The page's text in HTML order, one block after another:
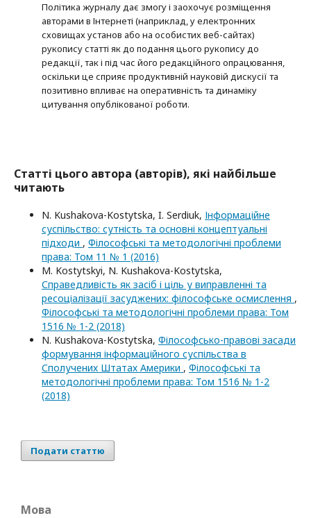
Політика журналу дає змогу і заохочує розміщення
авторами в Інтернеті (наприклад, у електронних
сховищах установ або на особистих веб-сайтах)
рукопису статті як до подання цього рукопису до
редакції, так і під час його редакційного опрацювання,
оскільки це сприяє продуктивній науковій дискусії та
позитивно впливає на оперативність та динаміку
цитування опублікованої роботи.
Статті цього автора (авторів), які найбільше
читають
N. Kushakova-Kostytska, I. Serdіuk, Інформаційне
суспільство: сутність та основні концептуальні
підходи , Філософські та методологічні проблеми
права: Том 11 № 1 (2016)
M. Kostytskyi, N. Kushakova-Kostytska,
Справедливість як засіб і ціль у виправленні та
ресоціалізації засуджених: філософське осмислення ,
Філософські та методологічні проблеми права: Том
1516 № 1-2 (2018)
N. Kushakova-Kostytska, Філософсько-правові засади
формування інформаційного суспільства в
Сполучених Штатах Америки , Філософські та
методологічні проблеми права: Том 1516 № 1-2
(2018)
Подати статтю
Мова